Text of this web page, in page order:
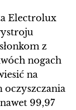
Electrolux
z
nogach
na
oczyszczania
99,97